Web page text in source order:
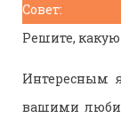
Совет:
Решите, какую
Интересным
вашими